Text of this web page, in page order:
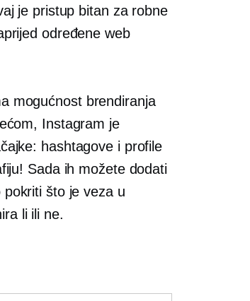
je pristup bitan za robne
određene web
mogućnost brendiranja
Instagram je
hashtagove i profile
Sada ih možete dodati
što je veza u
li ili ne.